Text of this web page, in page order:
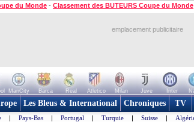
du Monde - Classement des BUTEURS Coupe du Monde
emplacement publicitaire
ManCity Barca Real Atletico Milan Juve Inter
Les Bleus & International Chroniques TV
| Pays-Bas | Portugal | Turquie | Suisse |